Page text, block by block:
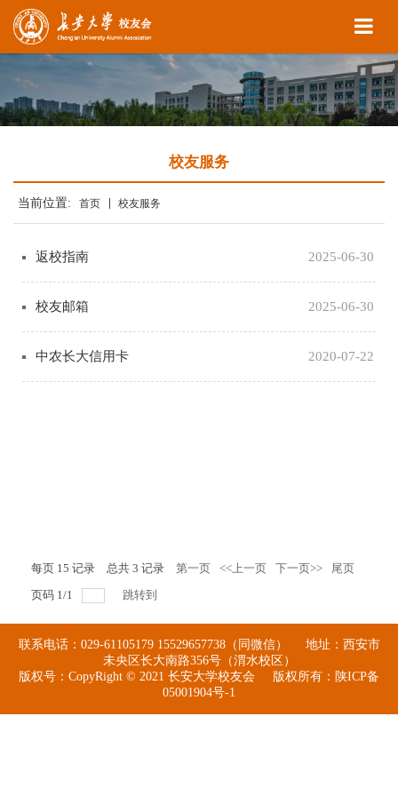
校友服务
当前位置: 首页 校友服务
返校指南 2025-06-30
校友邮箱 2025-06-30
中农长大信用卡 2020-07-22
每页 15 记录 总共 3 记录 第一页 <<上一页 下一页>>
尾页
页码 1/1 跳转到
联系电话：029-61105179 15529657738（同微信） 地址：西安市
未央区长大南路356号（渭水校区）
版权号：CopyRight © 2021 长安大学校友会 版权所有：陕ICP备
05001904号-1